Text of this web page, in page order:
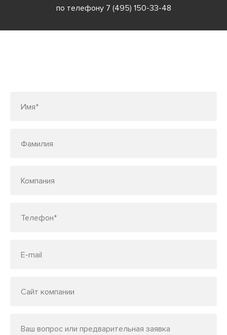
по телефону 7 (495) 150-33-48
Имя*
Фамилия
Компания
Телефон*
E-mail
Сайт компании
Ваш вопрос или предварительная заявка